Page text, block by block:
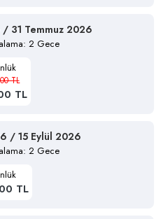
31 Temmuz 2026
2 Gece
TL
TL
/ 15 Eylül 2026
2 Gece
TL